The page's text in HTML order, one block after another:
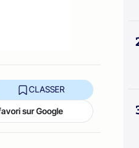
CLASSER
sur Google